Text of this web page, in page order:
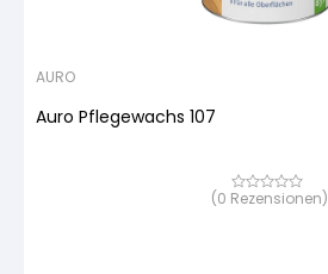
AURO
Auro Pflegewachs 107
Bewertet
(0 Rezensionen)